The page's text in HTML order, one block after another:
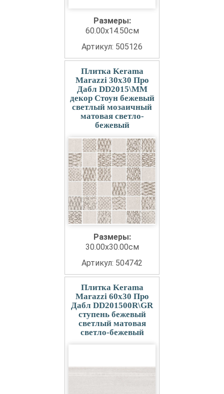
Размеры:
60.00x14.50см
Артикул: 505126
Плитка Kerama
Marazzi 30x30 Про
Дабл DD2015\MM
декор Стоун бежевый
светлый мозаичный
матовая светло-
бежевый
Размеры:
30.00x30.00см
Артикул: 504742
Плитка Kerama
Marazzi 60x30 Про
Дабл DD201500R\GR
ступень бежевый
светлый матовая
светло-бежевый